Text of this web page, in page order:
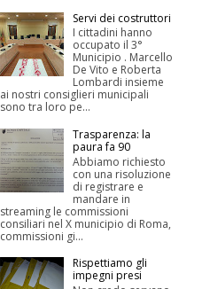
Servi dei costruttori
I cittadini hanno
occupato il 3°
Municipio . Marcello
De Vito e Roberta
Lombardi insieme
ai nostri consiglieri municipali
sono tra loro pe...
Trasparenza: la
paura fa 90
Abbiamo richiesto
con una risoluzione
di registrare e
mandare in
streaming le commissioni
consiliari nel X municipio di Roma,
commissioni gi...
Rispettiamo gli
impegni presi